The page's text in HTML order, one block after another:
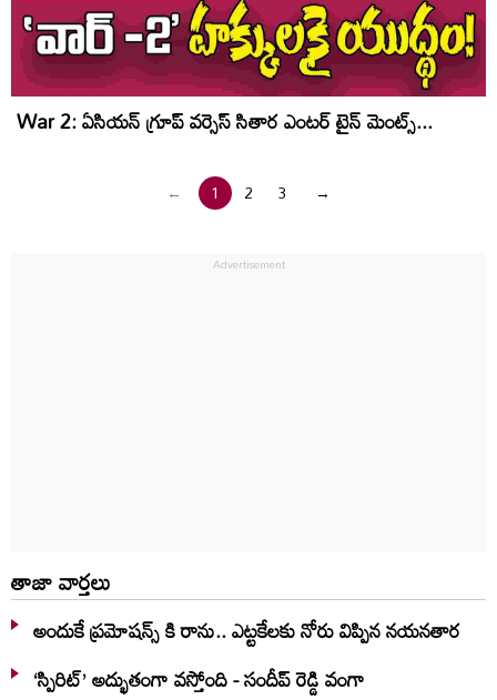
War 2: ఏసియన్ గ్రూప్ వర్సెస్ సితార ఎంటర్ టైన్ మెంట్స్...
← 1 2 3 →
తాజా వార్తలు
అందుకే ప్రమోషన్స్ కి రాను.. ఎట్టకేలకు నోరు విప్పిన నయనతార
‘స్పిరిట్’ అద్భుతంగా వస్తోంది - సందీప్ రెడ్డి వంగా